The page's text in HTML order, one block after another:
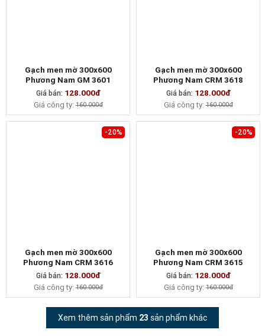
MUA NGAY
Gạch men mờ 300x600
Phương Nam GM 3601
Giá bán: 128.000đ
Giá công ty:160.000đ
MUA NGAY
Gạch men mờ 300x600
Phương Nam CRM 3618
Giá bán: 128.000đ
Giá công ty:160.000đ
-20%
MUA NGAY
Gạch men mờ 300x600
Phương Nam CRM 3616
Giá bán: 128.000đ
Giá công ty:160.000đ
-20%
MUA NGAY
Gạch men mờ 300x600
Phương Nam CRM 3615
Giá bán: 128.000đ
Giá công ty:160.000đ
Xem thêm sản phẩm 23 sản phẩm khác